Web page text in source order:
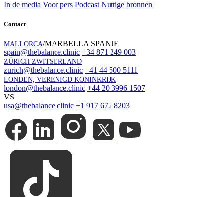
In de media Voor pers Podcast Nuttige bronnen
Contact
MALLORCA/MARBELLA SPANJE
spain@thebalance.clinic +34 871 249 003
ZÜRICH ZWITSERLAND
zurich@thebalance.clinic +41 44 500 5111
LONDEN, VERENIGD KONINKRIJK
london@thebalance.clinic +44 20 3996 1507
VS
usa@thebalance.clinic +1 917 672 8203